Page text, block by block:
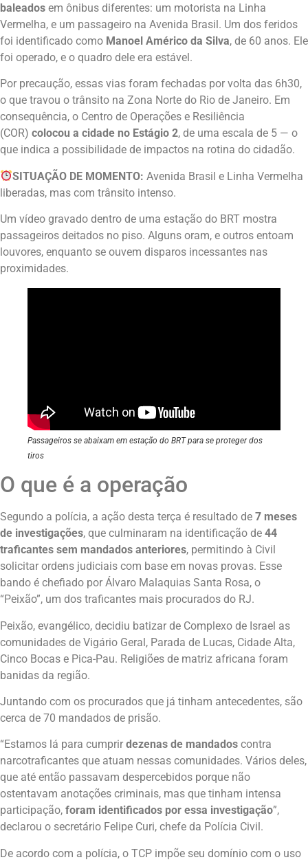
baleados em ônibus diferentes: um motorista na Linha
Vermelha, e um passageiro na Avenida Brasil. Um dos feridos
foi identificado como Manoel Américo da Silva, de 60 anos. Ele
foi operado, e o quadro dele era estável.
Por precaução, essas vias foram fechadas por volta das 6h30,
o que travou o trânsito na Zona Norte do Rio de Janeiro. Em
consequência, o Centro de Operações e Resiliência
(COR) colocou a cidade no Estágio 2, de uma escala de 5 — o
que indica a possibilidade de impactos na rotina do cidadão.
SITUAÇÃO DE MOMENTO: Avenida Brasil e Linha Vermelha
liberadas, mas com trânsito intenso.
Um vídeo gravado dentro de uma estação do BRT mostra
passageiros deitados no piso. Alguns oram, e outros entoam
louvores, enquanto se ouvem disparos incessantes nas
proximidades.
Passageiros se abaixam em estação do BRT para se proteger dos
tiros
O que é a operação
Segundo a polícia, a ação desta terça é resultado de 7 meses
de investigações, que culminaram na identificação de 44
traficantes sem mandados anteriores, permitindo à Civil
solicitar ordens judiciais com base em novas provas. Esse
bando é chefiado por Álvaro Malaquias Santa Rosa, o
“Peixão”, um dos traficantes mais procurados do RJ.
Peixão, evangélico, decidiu batizar de Complexo de Israel as
comunidades de Vigário Geral, Parada de Lucas, Cidade Alta,
Cinco Bocas e Pica-Pau. Religiões de matriz africana foram
banidas da região.
Juntando com os procurados que já tinham antecedentes, são
cerca de 70 mandados de prisão.
“Estamos lá para cumprir dezenas de mandados contra
narcotraficantes que atuam nessas comunidades. Vários deles,
que até então passavam despercebidos porque não
ostentavam anotações criminais, mas que tinham intensa
participação, foram identificados por essa investigação”,
declarou o secretário Felipe Curi, chefe da Polícia Civil.
De acordo com a polícia, o TCP impõe seu domínio com o uso